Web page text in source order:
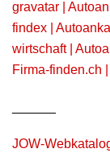
gravatar |
findex |
wirtschaft |
Firma-finden.ch
JOW-